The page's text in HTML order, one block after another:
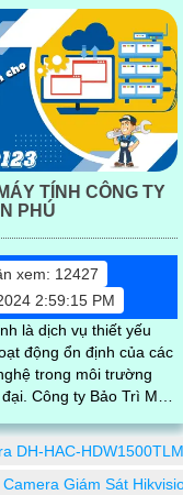
TÍNH CÔNG TY
PHÚ
xem: 12427
2:59:15 PM
là dịch vụ thiết yếu
động ổn định của các
trong môi trường
Trì Máy
dưỡng, sửa chữa và
tính
DH-HAC-
Giám Sát